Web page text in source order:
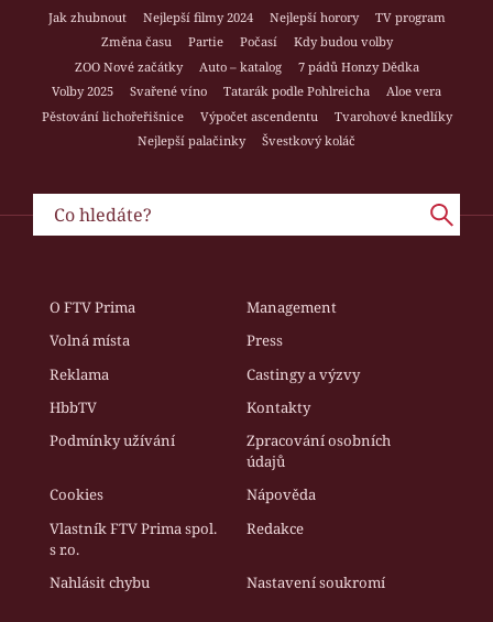
Jak zhubnout Nejlepší filmy 2024 Nejlepší horory
TV program
Změna času
Partie Počasí
Kdy budou volby
ZOO Nové začátky
Auto – katalog
7 pádů Honzy Dědka
Volby 2025
Svařené víno Tatarák podle Pohlreicha
Aloe vera
Pěstování lichořeřišnice
Výpočet ascendentu
Tvarohové knedlíky
Nejlepší palačinky
Švestkový koláč
O FTV Prima
Management
Volná místa
Press
Reklama
Castingy a výzvy
HbbTV
Kontakty
Podmínky užívání
Zpracování osobních
údajů
Cookies
Nápověda
Vlastník FTV Prima spol.
s r.o.
Redakce
Nahlásit chybu Nastavení soukromí